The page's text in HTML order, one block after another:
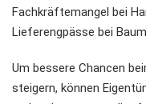
Fachkräftemangel bei
Lieferengpässe bei
Um bessere Chancen
steigern, können